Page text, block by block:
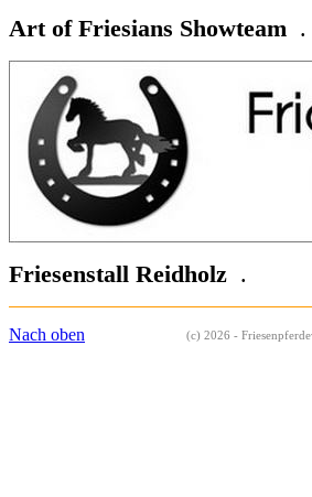
Art of Friesians Showteam .
Friesenstall Reidholz .
Nach oben (c) 2026 -